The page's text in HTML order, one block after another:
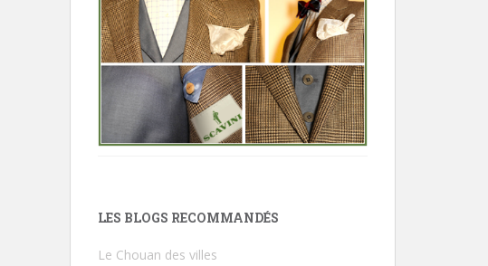
LES BLOGS RECOMMANDÉS
Le Chouan des villes